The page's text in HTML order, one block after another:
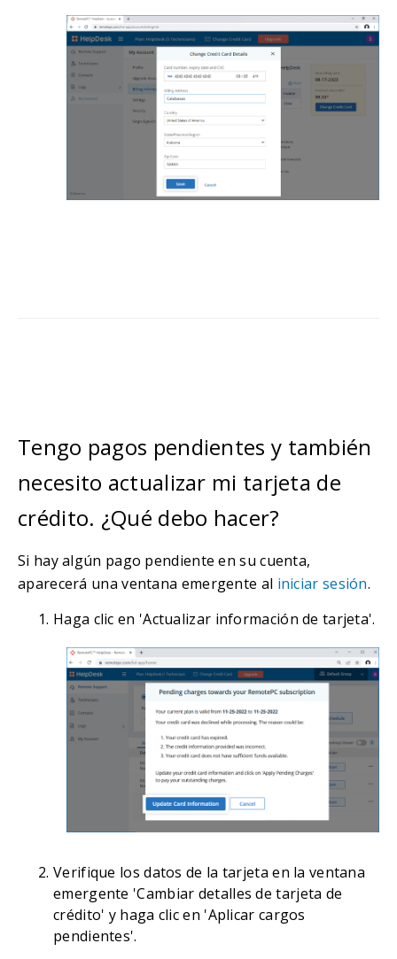
Tengo pagos pendientes y también
necesito actualizar mi tarjeta de
crédito. ¿Qué debo hacer?
Si hay algún pago pendiente en su cuenta,
aparecerá una ventana emergente al iniciar sesión.
Haga clic en 'Actualizar información de tarjeta'.
Verifique los datos de la tarjeta en la ventana
emergente 'Cambiar detalles de tarjeta de
crédito' y haga clic en 'Aplicar cargos
pendientes'.